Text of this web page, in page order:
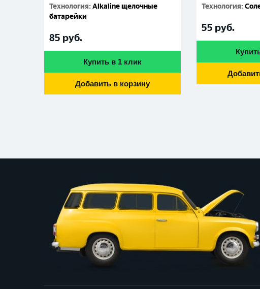
Технология:Alkaline щелочные
батарейки
85 руб.
Купить в 1 клик
Добавить в корзину
Технология:
55 руб.